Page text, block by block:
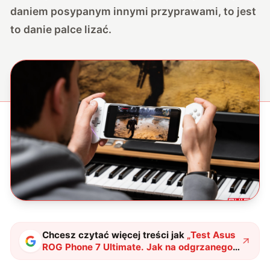
daniem posypanym innymi przyprawami, to jest
to danie palce lizać.
Chcesz czytać więcej treści jak „Test Asus
ROG Phone 7 Ultimate. Jak na odgrzanego
kotleta – palce lizać"?